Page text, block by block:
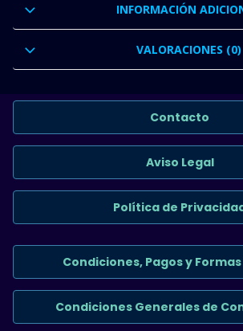
INFORMACIÓN
VALORACIONES (0)
Contacto
Aviso Legal
Política de
Condiciones, Pagos y
Condiciones Generales de